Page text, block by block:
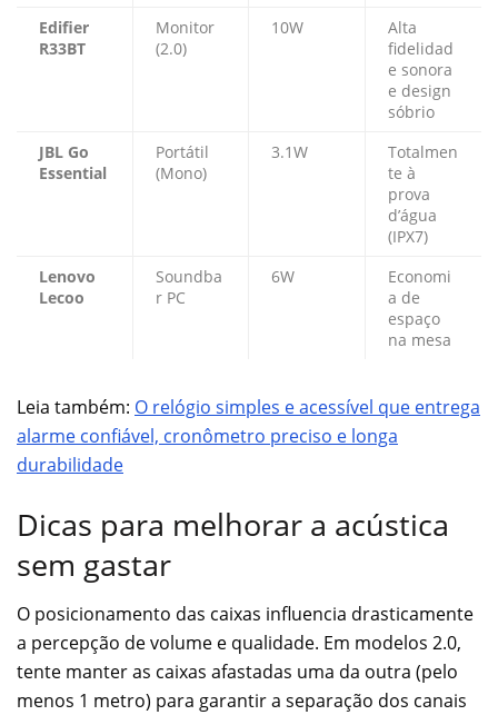
Edifier
R33BT
Monitor
(2.0)
10W
Alta
fidelidad
e sonora
e design
sóbrio
JBL Go
Essential
Portátil
(Mono)
3.1W
Totalmen
te à
prova
d’água
(IPX7)
Lenovo
Lecoo
Soundba
r PC
6W
Economi
a de
espaço
na mesa
Leia também: O relógio simples e acessível que entrega
alarme confiável, cronômetro preciso e longa
durabilidade
Dicas para melhorar a acústica
sem gastar
O posicionamento das caixas influencia drasticamente
a percepção de volume e qualidade. Em modelos 2.0,
tente manter as caixas afastadas uma da outra (pelo
menos 1 metro) para garantir a separação dos canais